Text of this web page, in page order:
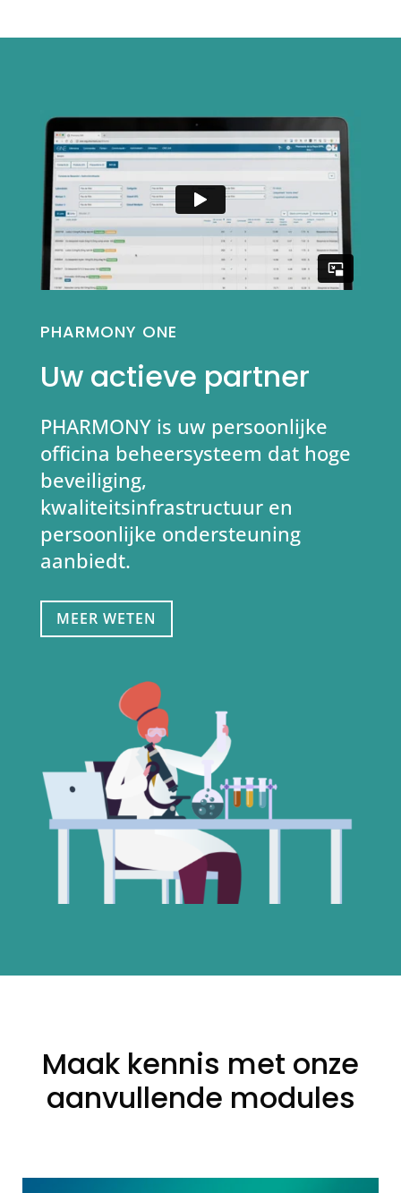
PHARMONY ONE
Uw actieve partner
PHARMONY is uw persoonlijke
officina beheersysteem dat hoge
beveiliging,
kwaliteitsinfrastructuur en
persoonlijke ondersteuning
aanbiedt.
MEER WETEN
Maak kennis met onze
aanvullende modules